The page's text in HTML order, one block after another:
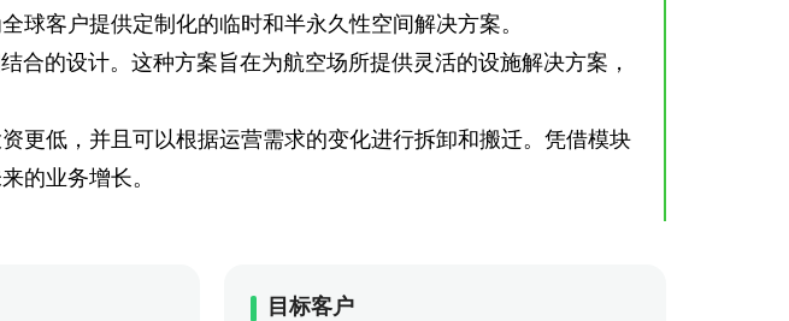
球客户提供定制化的临时和半永久性空间解决方案。
合的设计。这种方案旨在为航空场所提供灵活的设施解决方案，
更低，并且可以根据运营需求的变化进行拆卸和搬迁。凭借模块
的业务增长。
目标客户